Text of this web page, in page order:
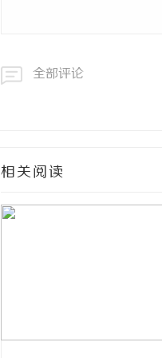
全部评论
相关阅读